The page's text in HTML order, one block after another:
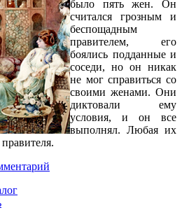
было пять жен. Он
считался грозным и
беспощадным
правителем, его
боялись подданные и
соседи, но он никак
не мог справиться со
своими женами. Они
диктовали ему
условия, и он все
выполнял. Любая их